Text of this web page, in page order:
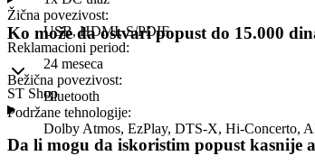
Žična povezivost:
USB, HDMI, S/PDIF
Reklamacioni period:
24 meseca
Bežična povezivost:
Bluetooth
Podržane tehnologije:
Dolby Atmos, EzPlay, DTS-X, Hi-Concerto,
Ko može da ostvari popust do 15.000
ST Shop
Da li mogu da iskoristim popust kasnije